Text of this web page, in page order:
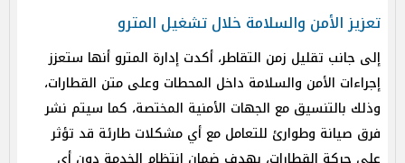
تعزيز الأمن والسلامة خلال تشغيل المترو
إلى جانب تقليل زمن التقاطر، أكدت إدارة المترو أنها ستعزز
إجراءات الأمن والسلامة داخل المحطات وعلى متن القطارات،
وذلك بالتنسيق مع الجهات الأمنية المختصة، كما سيتم نشر
فرق صيانة وطوارئ للتعامل مع أي مشكلات طارئة قد تؤثر